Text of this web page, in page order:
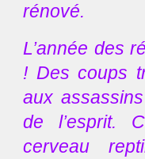
rénové.
L’année des
! Des coups
aux
de l’esprit.
cerveau